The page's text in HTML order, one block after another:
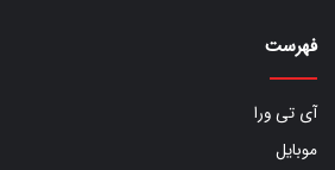
فهرست
آی تی ورا
موبایل